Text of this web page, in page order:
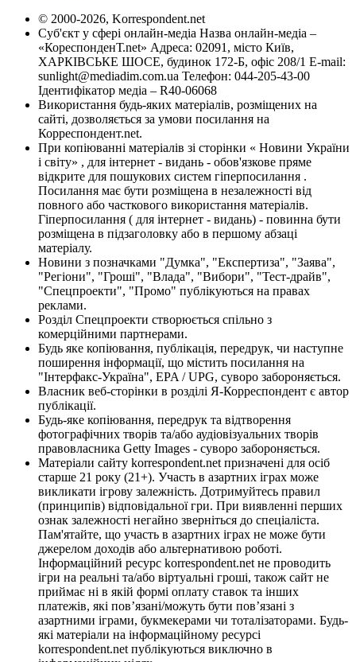
© 2000-2026, Korrespondent.net
Суб'єкт у сфері онлайн-медіа Назва онлайн-медіа –
«КореспонденТ.net» Адреса: 02091, місто Київ,
ХАРКІВСЬКЕ ШОСЕ, будинок 172-Б, офіс 208/1 E-mail:
sunlight@mediadim.com.ua Телефон: 044-205-43-00
Ідентифікатор медіа – R40-06068
Використання будь-яких матеріалів, розміщених на
сайті, дозволяється за умови посилання на
Корреспондент.net.
При копіюванні матеріалів зі сторінки « Новини України
і світу» , для інтернет - видань - обов'язкове пряме
відкрите для пошукових систем гіперпосилання .
Посилання має бути розміщена в незалежності від
повного або часткового використання матеріалів.
Гіперпосилання ( для інтернет - видань) - повинна бути
розміщена в підзаголовку або в першому абзаці
матеріалу.
Новини з позначками "Думка", "Експертиза", "Заява",
"Регіони", "Гроші", "Влада", "Вибори", "Тест-драйв",
"Спецпроекти", "Промо" публікуються на правах
реклами.
Розділ Спецпроекти створюється спільно з
комерційними партнерами.
Будь яке копіювання, публікація, передрук, чи наступне
поширення інформації, що містить посилання на
"Інтерфакс-Україна", EPA / UPG, суворо забороняється.
Власник веб-сторінки в розділі Я-Корреспондент є автор
публікації.
Будь-яке копіювання, передрук та відтворення
фотографічних творів та/або аудіовізуальних творів
правовласника Getty Images - суворо забороняється.
Матеріали сайту korrespondent.net призначені для осіб
старше 21 року (21+). Участь в азартних іграх може
викликати ігрову залежність. Дотримуйтесь правил
(принципів) відповідальної гри. При виявленні перших
ознак залежності негайно зверніться до спеціаліста.
Пам'ятайте, що участь в азартних іграх не може бути
джерелом доходів або альтернативою роботі.
Інформаційний ресурс korrespondent.net не проводить
ігри на реальні та/або віртуальні гроші, також сайт не
приймає ні в якій формі оплату ставок та інших
платежів, які пов’язані/можуть бути пов’язані з
азартними іграми, букмекерами чи тоталізаторами. Будь-
які матеріали на інформаційному ресурсі
korrespondent.net публікуються виключно в